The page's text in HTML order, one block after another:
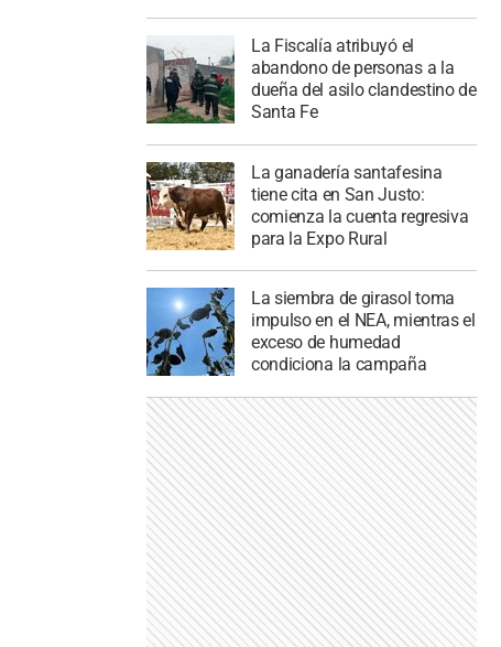
La Fiscalía atribuyó el
abandono de personas a la
dueña del asilo clandestino de
Santa Fe
La ganadería santafesina
tiene cita en San Justo:
comienza la cuenta regresiva
para la Expo Rural
La siembra de girasol toma
impulso en el NEA, mientras el
exceso de humedad
condiciona la campaña